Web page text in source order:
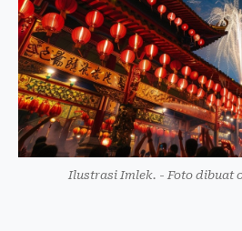
Ilustrasi Imlek. - Foto dibuat